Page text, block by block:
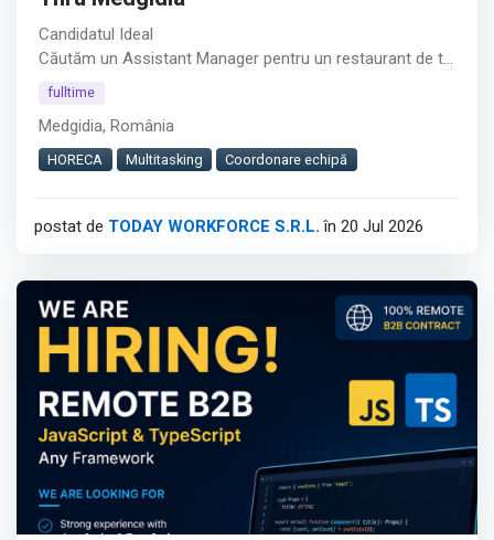
Candidatul Ideal
Căutăm un Assistant Manager pentru un restaurant de tip
Drive Thru din Medgidia.︇︃︅︎︃︊︉︎​️︀︆︋​︁︁️︀​︋️︎︌​️︊︊︆︅︃︋︋︊︃︌︍
Rolul este potrivit pentru persoane cu experiență în
coordonarea echipelor, care își doresc responsabilități
Cerințe
fulltime
Medgidia, România
HORECA Multitasking Coordonare echipă
postat de TODAY WORKFORCE S.R.L. în 20 Jul 2026